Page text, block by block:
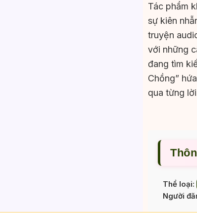
Tác phẩm
sự kiên
truyện
với những
đang tìm
Chồng”
qua từng
Thể loại:
Người